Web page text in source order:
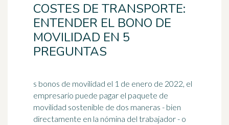
COSTES DE TRANSPORTE:
ENTENDER EL BONO DE
MOVILIDAD EN 5
PREGUNTAS
s bonos de movilidad el 1 de enero de 2022, el
empresario puede pagar el paquete de
movilidad sostenible de dos maneras - bien
directamente en la nómina del trabajador